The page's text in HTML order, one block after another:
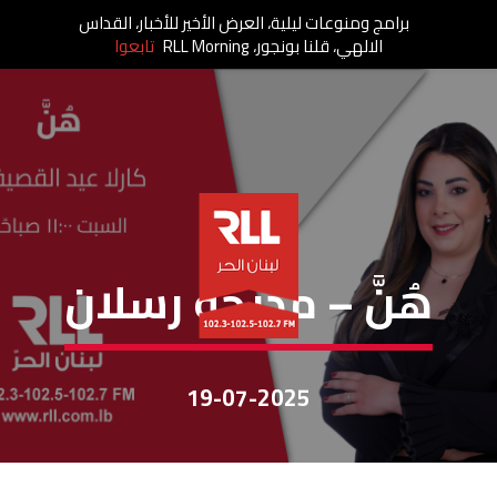
هُنَّ
هُنَّ – مديحة رسلان
19-07-2025
برامج ومنوعات ليلية، العرض الأخير للأخبار، القداس
الالهي، قلنا بونجور، RLL Morning تابعوا